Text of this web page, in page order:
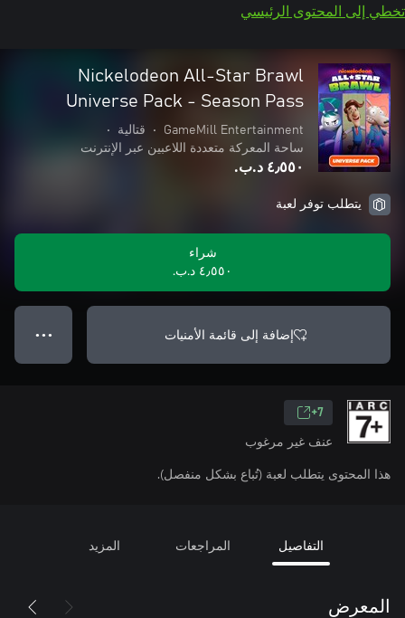
تخطي إلى المحتوى الرئيسي
Nickelodeon All-Star Brawl
Universe Pack - Season Pass
GameMill Entertainment
• قتالية
•
ساحة المعركة متعددة اللاعبين عبر الإنترنت
٤٫٥٥٠ د.ب.‏
يتطلب توفر لعبة
شراء
٤٫٥٥٠ د.ب.‏
إضافة إلى قائمة الأمنيات ● ● ●
7+
عنف غير مرغوب
هذا المحتوى يتطلب لعبة (تُباع بشكل منفصل).
التفاصيل المراجعات المزيد
المعرض